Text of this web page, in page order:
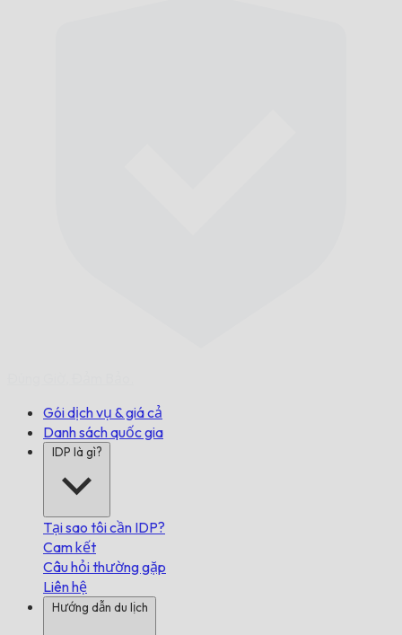
Gói dịch vụ & giá cả
Danh sách quốc gia
IDP là gì?
Tại sao tôi cần IDP?
Cam kết
Câu hỏi thường gặp
Liên hệ
Hướng dẫn du lịch